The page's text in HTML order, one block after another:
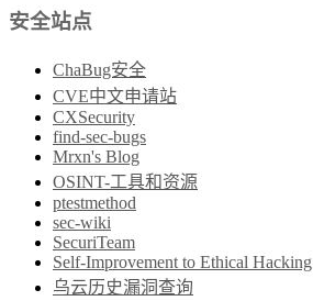
安全站点
ChaBug安全
CVE中文申请站
CXSecurity
find-sec-bugs
Mrxn's Blog
OSINT-工具和资源
ptestmethod
sec-wiki
SecuriTeam
Self-Improvement to Ethical Hacking
乌云历史漏洞查询